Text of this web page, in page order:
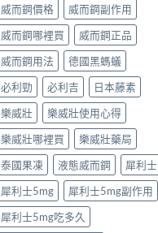
效
時
間
與
作
用
制
揭
秘〉
中
療
程
安
排、
正
確
法
安
全
指
南〉
中
威而鋼價格
威而鋼副作用
威而鋼哪裡買
威而鋼正品
威而鋼用法
德國黑螞蟻
必利勁
必利吉
日本藤素
樂威壯
樂威壯使用心得
樂威壯哪裡買
樂威壯藥局
泰國果凍
液態威而鋼
犀利士
犀利士5mg
犀利士5mg副作用
犀利士5mg吃多久